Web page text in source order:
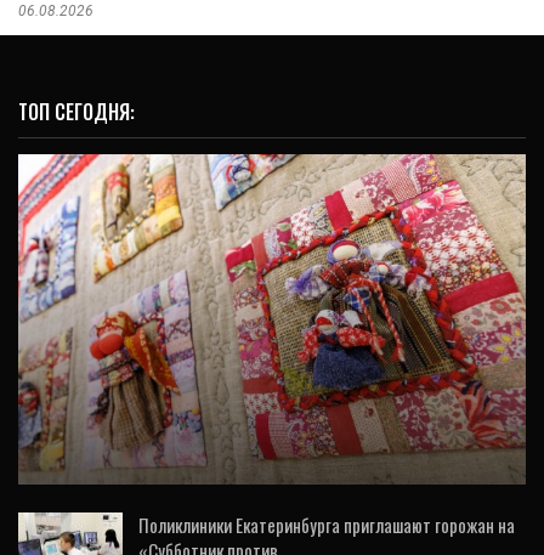
06.08.2026
ТОП СЕГОДНЯ:
КУЛЬТУРА
Где в Екатеринбурге живёт народное
искусство? Пресс-тур проехался по
адресам
Поликлиники Екатеринбурга приглашают горожан на